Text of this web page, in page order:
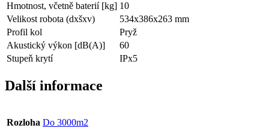
Hmotnost, včetně baterií [kg] 10
Velikost robota (dxšxv)
534x386x263 mm
Profil kol
Pryž
Akustický výkon [dB(A)]
60
Stupeň krytí
IPx5
Další informace
Rozloha Do 3000m2